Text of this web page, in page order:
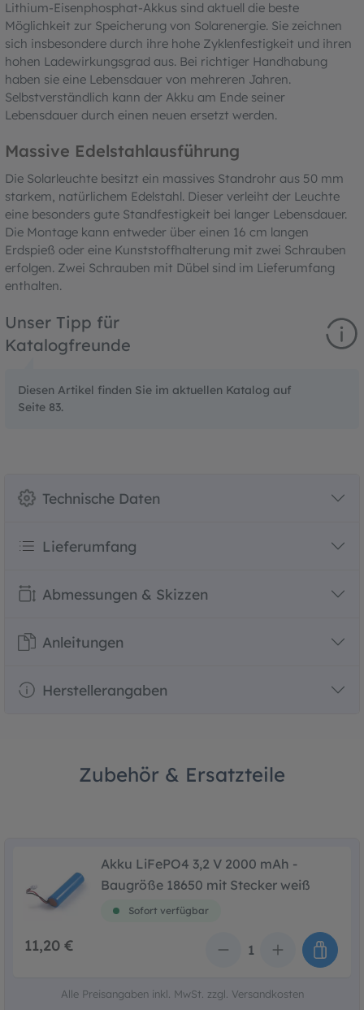
Lithium-Eisenphosphat-Akkus sind aktuell die beste
Möglichkeit zur Speicherung von Solarenergie. Sie zeichnen
sich insbesondere durch ihre hohe Zyklenfestigkeit und ihren
hohen Ladewirkungsgrad aus. Bei richtiger Handhabung
haben sie eine Lebensdauer von mehreren Jahren.
Selbstverständlich kann der Akku am Ende seiner
Lebensdauer durch einen neuen ersetzt werden.
Massive Edelstahlausführung
Die Solarleuchte besitzt ein massives Standrohr aus 50 mm
starkem, natürlichem Edelstahl. Dieser verleiht der Leuchte
eine besonders gute Standfestigkeit bei langer Lebensdauer.
Die Montage kann entweder über einen 16 cm langen
Erdspieß oder eine Kunststoffhalterung mit zwei Schrauben
erfolgen. Zwei Schrauben mit Dübel sind im Lieferumfang
enthalten.
Unser Tipp für
Katalogfreunde
Diesen Artikel finden Sie im aktuellen Katalog auf
Seite 83.
Technische Daten
Lieferumfang
Abmessungen & Skizzen
Anleitungen
Herstellerangaben
Zubehör & Ersatzteile
Akku LiFePO4 3,2 V 2000 mAh -
Baugröße 18650 mit Stecker weiß
Sofort verfügbar
11,20 €
Alle Preisangaben inkl. MwSt. zzgl. Versandkosten